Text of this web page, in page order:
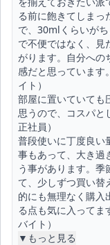
る前に飽きてしまっ
で、30mlくらいが
で不便ではなく、見
がります。自分への
感だと思っています
イト）
部屋に置いていても
思うので、コスパと
正社員）
普段使いに丁度良い
事もあって、大き過
う事があります。季
て、少しずつ買い替
的にも無理なく購入
る点も気に入ってま
バイト）
▼もっと見る